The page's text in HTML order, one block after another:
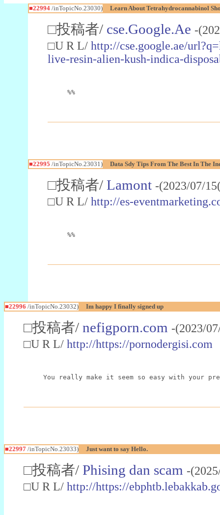
■22994/inTopicNo.23030) Learn About Tetrahydrocannabinol
□投稿者/ cse.Google.Ae -
□U R L/ http://cse.google.ae/
live-resin-alien-kush-indica-
%%
■22995 /inTopicNo.23031) Data Sdy Tips From The Best In The
□投稿者/ Lamont -(2023/07/
□U R L/ http://es-
%%
■22996 /inTopicNo.23032) Im happy I finally signed up
□投稿者/ nefigporn.com -(2023/
□U R L/ http://https://pornodergisi.com
You really make it seem so easy with your
■22997 /inTopicNo.23033) Just want to say Hello.
□投稿者/ Phising dan scam -
□U R L/ http://https://